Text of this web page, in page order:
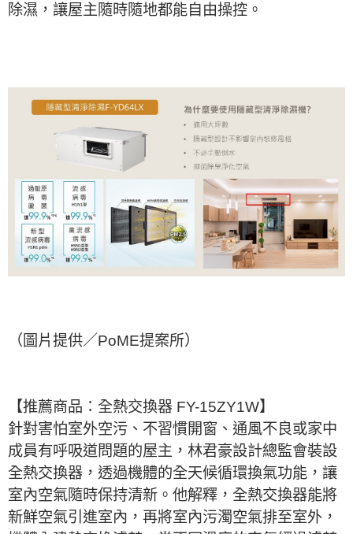
除濕，讓屋主隨時隨地都能自由操控。
（圖片提供／PoME提案所）
【推薦商品：全熱交換器 FY-15ZY1W】
針對害怕室外空污、不習慣開窗、通風不良或家中
成員有呼吸道問題的屋主，林君豪設計總監會裝設
全熱交換器，透過機體的全天候循環換氣功能，讓
室內空氣隨時保持清新。他解釋，全熱交換器能將
新鮮空氣引進室內，再將室內污濁空氣排至室外，